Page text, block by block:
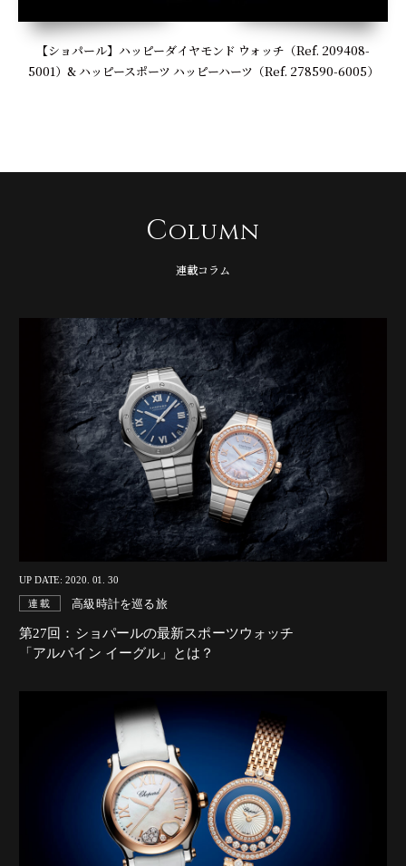
【ショパール】ハッピーダイヤモンド ウォッチ（Ref. 209408-
5001）& ハッピースポーツ ハッピーハーツ（Ref. 278590-6005）
Column
連載コラム
UP DATE: 2020. 01. 30
連載 高級時計を巡る旅
第27回：ショパールの最新スポーツウォッチ
「アルパイン イーグル」とは？